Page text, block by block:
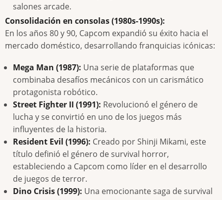
salones arcade.
Consolidación en consolas (1980s-1990s):
En los años 80 y 90, Capcom expandió su éxito hacia el
mercado doméstico, desarrollando franquicias icónicas:
Mega Man (1987): Una serie de plataformas que
combinaba desafíos mecánicos con un carismático
protagonista robótico.
Street Fighter II (1991): Revolucionó el género de
lucha y se convirtió en uno de los juegos más
influyentes de la historia.
Resident Evil (1996): Creado por Shinji Mikami, este
título definió el género de survival horror,
estableciendo a Capcom como líder en el desarrollo
de juegos de terror.
Dino Crisis (1999): Una emocionante saga de survival